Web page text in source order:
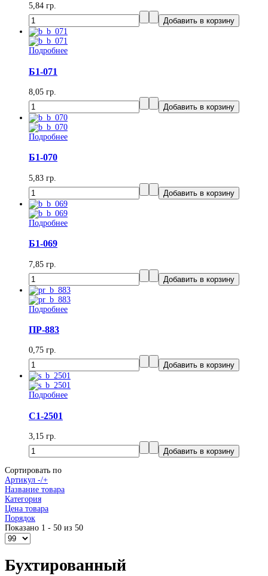
5,84 гр.
Подробнее
Б1-071
8,05 гр.
Подробнее
Б1-070
5,83 гр.
Подробнее
Б1-069
7,85 гр.
Подробнее
ПР-883
0,75 гр.
Подробнее
С1-2501
3,15 гр.
Сортировать по
Артикул -/+
Название товара
Категория
Цена товара
Порядок
Показано 1 - 50 из 50
Бухтированный